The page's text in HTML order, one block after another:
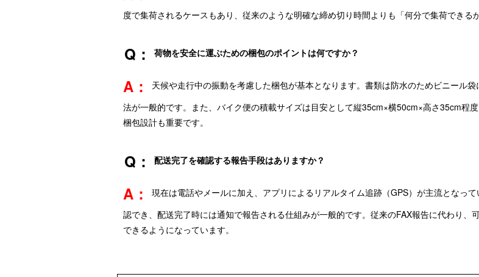
度で集荷されるケースもあり、従来のような明確な締め切り時間よりも「何分で集荷できる
荷物を安全に運ぶための梱包のポイントは何ですか？
天候や走行中の振動を考慮した梱包が基本となります。書類は防水のためビニール
法が一般的です。また、バイク便の積載サイズは目安として縦35cm×横50cm×高さ35cm程
梱包設計も重要です。
配送完了を確認する報告手段はありますか？
現在は電話やメールに加え、アプリによるリアルタイム追跡（GPS）が主流となっ
認でき、配送完了時には通知で報告される仕組みが一般的です。従来のFAX報告に代わり
できるようになっています。